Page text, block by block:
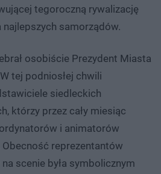
tegoroczną rywalizację
samorządów.
osobiście Prezydent Miasta
tej podniosłej chwili
siedleckich
którzy przez cały miesiąc
i animatorów
Obecność reprezentantów
scenie była symbolicznym